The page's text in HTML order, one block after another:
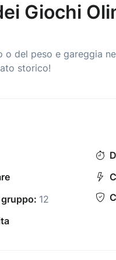
Giochi
del peso e gareggia
storico!
12